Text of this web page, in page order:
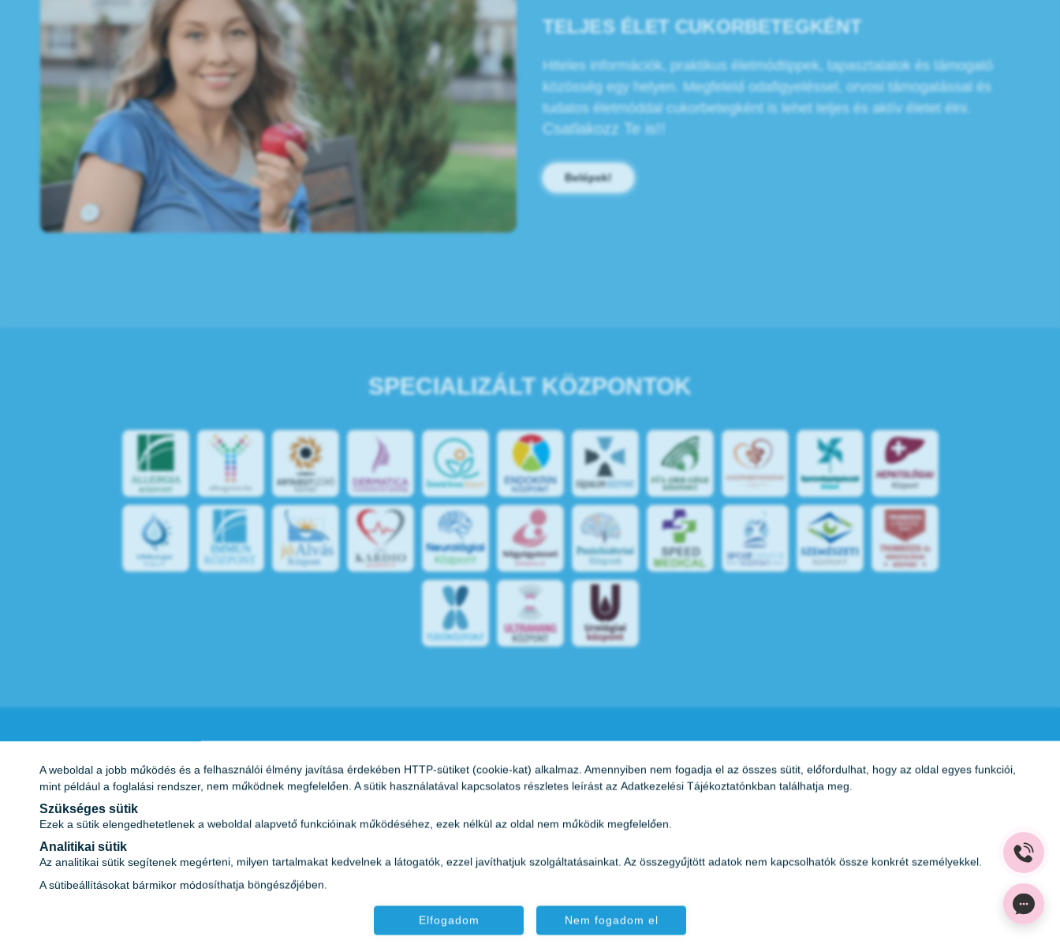
A weboldal a jobb működés és a felhasználói élmény javítása érdekében HTTP-sütiket (cookie-kat) alkalmaz. Amennyiben nem fogadja el az összes sütit, előfordulhat, hogy az oldal egyes funkciói,
mint például a foglalási rendszer, nem működnek megfelelően. A sütik használatával kapcsolatos részletes leírást az Adatkezelési Tájékoztatónkban találhatja meg.
Szükséges sütik
Ezek a sütik elengedhetetlenek a weboldal alapvető funkcióinak működéséhez, ezek nélkül az oldal nem működik megfelelően.
Analitikai sütik
Az analitikai sütik segítenek megérteni, milyen tartalmakat kedvelnek a látogatók, ezzel javíthatjuk szolgáltatásainkat. Az összegyűjtött adatok nem kapcsolhatók össze konkrét személyekkel.
A sütibeállításokat bármikor módosíthatja böngészőjében.
Elfogadom Nem fogadom el
TELJES ÉLET CUKORBETEGKÉNT
Hiteles információk, praktikus életmódtippek, tapasztalatok és támogató
közösség egy helyen. Megfelelő odafigyeléssel, orvosi támogatással és
tudatos életmóddal cukorbetegként is lehet teljes és aktív életet élni.
Csatlakozz Te is!!
Belépek!
SPECIALIZÁLT KÖZPONTOK
IMMUN
KÖZPONT
jóAlvás
Központ
SPORT
Kutatásaink
Impresszum
Adatvédelmi tájékoztató
ÁSZF
Vércukornapló
A képek aShutterstock.comés aCanva.comlicence